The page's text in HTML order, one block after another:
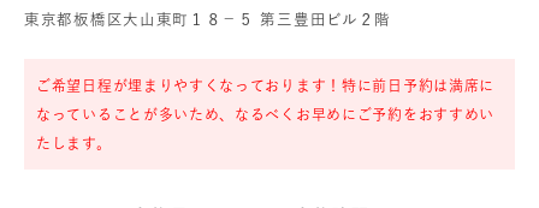
東京都板橋区大山東町１８−５ 第三豊田ビル２階
ご希望日程が埋まりやすくなっております！特に前日予約は満席に
なっていることが多いため、なるべくお早めにご予約をおすすめい
たします。